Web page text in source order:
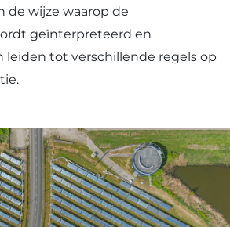
de wijze waarop de
geïnterpreteerd en
leiden tot verschillende regels op